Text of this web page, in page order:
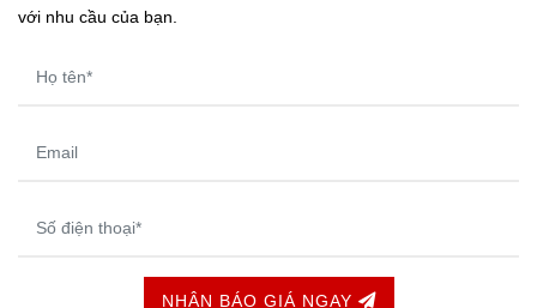
với nhu cầu của bạn.
NHẬN BÁO GIÁ NGAY